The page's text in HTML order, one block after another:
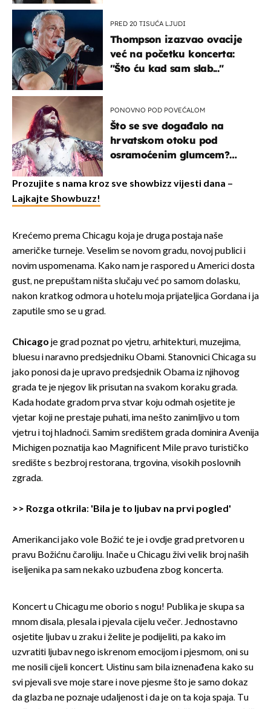
PRED 20 TISUĆA LJUDI
Thompson izazvao ovacije
već na početku koncerta:
"Što ću kad sam slab..."
PONOVNO POD POVEĆALOM
Što se sve događalo na
hrvatskom otoku pod
osramoćenim glumcem?
izazivaju nevjericu
Prozujite s nama kroz sve showbizz vijesti dana –
Lajkajte Showbuzz!
Krećemo prema Chicagu koja je druga postaja naše
američke turneje. Veselim se novom gradu, novoj publici i
novim uspomenama. Kako nam je raspored u Americi dosta
gust, ne prepuštam ništa slučaju već po samom dolasku,
nakon kratkog odmora u hotelu moja prijateljica Gordana i ja
zaputile smo se u grad.
Chicago je grad poznat po vjetru, arhitekturi, muzejima,
bluesu i naravno predsjedniku Obami. Stanovnici Chicaga su
jako ponosi da je upravo predsjednik Obama iz njihovog
grada te je njegov lik prisutan na svakom koraku grada.
Kada hodate gradom prva stvar koju odmah osjetite je
vjetar koji ne prestaje puhati, ima nešto zanimljivo u tom
vjetru i toj hladnoći. Samim središtem grada dominira Avenija
Michigen poznatija kao Magnificent Mile pravo turističko
središte s bezbroj restorana, trgovina, visokih poslovnih
zgrada.
>> Rozga otkrila: 'Bila je to ljubav na prvi pogled'
Amerikanci jako vole Božić te je i ovdje grad pretvoren u
pravu Božićnu čaroliju. Inače u Chicagu živi velik broj naših
iseljenika pa sam nekako uzbuđena zbog koncerta.
Koncert u Chicagu me oborio s nogu! Publika je skupa sa
mnom disala, plesala i pjevala cijelu večer. Jednostavno
osjetite ljubav u zraku i želite je podijeliti, pa kako im
uzvratiti ljubav nego iskrenom emocijom i pjesmom, oni su
me nosili cijeli koncert. Uistinu sam bila iznenađena kako su
svi pjevali sve moje stare i nove pjesme što je samo dokaz
da glazba ne poznaje udaljenost i da je on ta koja spaja. Tu